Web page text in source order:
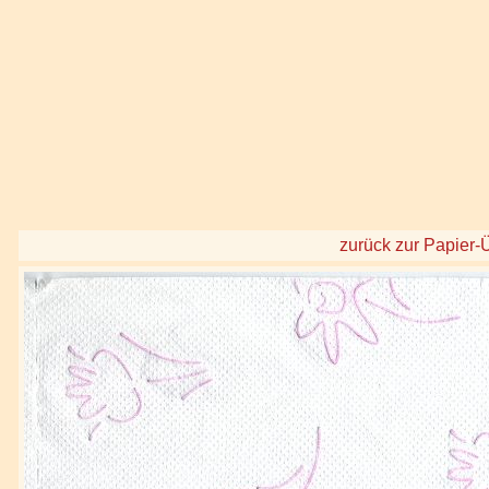
zurück zur Papier-